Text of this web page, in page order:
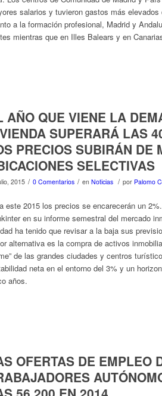
salarios y tuvieron gastos más
a la formación profesional, Madrid y
mientras que en Illes Balears y en
AÑO QUE VIENE LA
SUPERARÁ LAS
PRECIOS SUBIRÁN DE
SELECTIVAS
2015 / 0 Comentarios / en Noticias / por Palomo
este 2015 los precios se encarecerán un
en su informe semestral del mercado
ha tenido que revisar a la baja sus
alternativa es la compra de activos
de las grandes ciudades y centros
neta en el entorno del 3% y un
años.
OFERTAS DE EMPLEO